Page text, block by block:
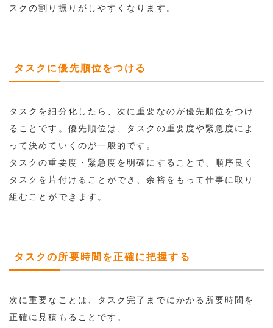
スクの割り振りがしやすくなります。
タスクに優先順位をつける
タスクを細分化したら、次に重要なのが優先順位をつけ
ることです。優先順位は、タスクの重要度や緊急度によ
って決めていくのが一般的です。
タスクの重要度・緊急度を明確にすることで、順序良く
タスクを片付けることができ、余裕をもって仕事に取り
組むことができます。
タスクの所要時間を正確に把握する
次に重要なことは、タスク完了までにかかる所要時間を
正確に見積もることです。